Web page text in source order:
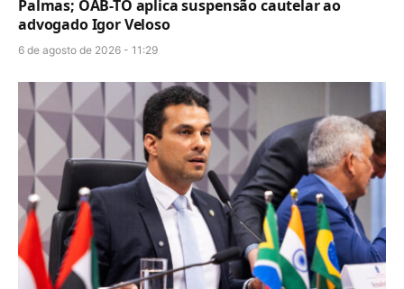
Palmas; OAB-TO aplica suspensão cautelar ao
advogado Igor Veloso
6 de agosto de 2026 - 11:29